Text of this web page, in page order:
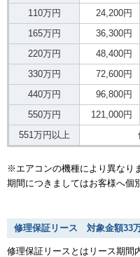
110万円
24,200円
165万円
36,300円
220万円
48,400円
330万円
72,600円
440万円
96,800円
550万円
121,000円
551万円以上
※エアコンの機種により異なり
期間につきましてはお客様へ個
修理保証リース 対象金額33
修理保証リースとはリース期間